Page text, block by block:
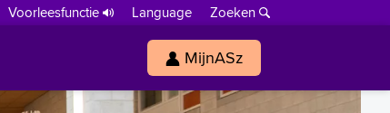
Voorleesfunctie Language
Zoeken
MijnASz